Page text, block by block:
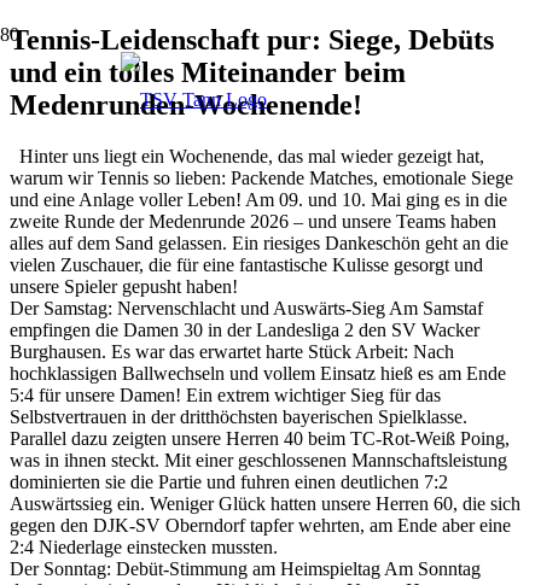
Tennis-Leidenschaft pur: Siege, Debüts
und ein tolles Miteinander beim
Medenrunden-Wochenende!
Hinter uns liegt ein Wochenende, das mal wieder gezeigt hat,
warum wir Tennis so lieben: Packende Matches, emotionale Siege
und eine Anlage voller Leben! Am 09. und 10. Mai ging es in die
zweite Runde der Medenrunde 2026 – und unsere Teams haben
alles auf dem Sand gelassen. Ein riesiges Dankeschön geht an die
vielen Zuschauer, die für eine fantastische Kulisse gesorgt und
unsere Spieler gepusht haben!
Der Samstag: Nervenschlacht und Auswärts-Sieg Am Samstaf
empfingen die Damen 30 in der Landesliga 2 den SV Wacker
Burghausen. Es war das erwartet harte Stück Arbeit: Nach
hochklassigen Ballwechseln und vollem Einsatz hieß es am Ende
5:4 für unsere Damen! Ein extrem wichtiger Sieg für das
Selbstvertrauen in der dritthöchsten bayerischen Spielklasse.
Parallel dazu zeigten unsere Herren 40 beim TC-Rot-Weiß Poing,
was in ihnen steckt. Mit einer geschlossenen Mannschaftsleistung
dominierten sie die Partie und fuhren einen deutlichen 7:2
Auswärtssieg ein. Weniger Glück hatten unsere Herren 60, die sich
gegen den DJK-SV Oberndorf tapfer wehrten, am Ende aber eine
2:4 Niederlage einstecken mussten.
Der Sonntag: Debüt-Stimmung am Heimspieltag Am Sonntag